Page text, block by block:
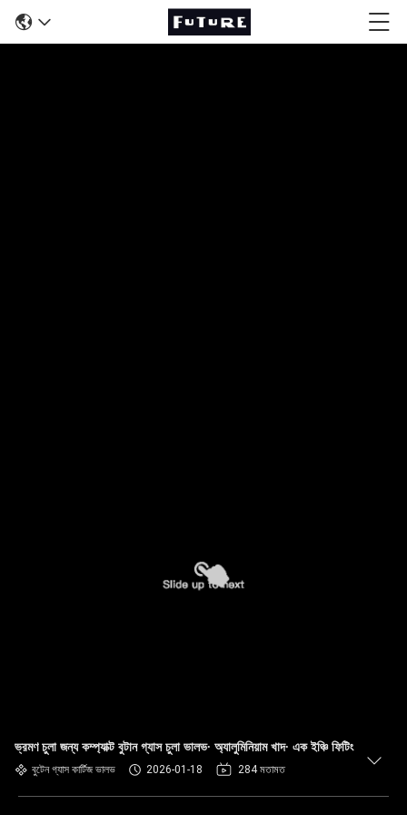
ভ্রমণ চুলা জন্য কম্প্যাক্ট বুটান গ্যাস চুলা ভালভ∙ অ্যালুমিনিয়াম খাদ∙ এক ইঞ্চি ফিটিং
বুটেন গ্যাস কার্টিজ ভালভ 2026-01-18 284 মতামত